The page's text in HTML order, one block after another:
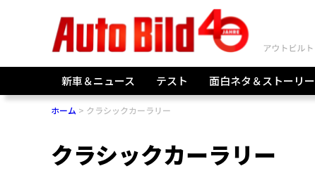
新車＆ニュース テスト 面白ネタ＆ストーリー
ホーム クラシックカーラリー
クラシックカーラリー